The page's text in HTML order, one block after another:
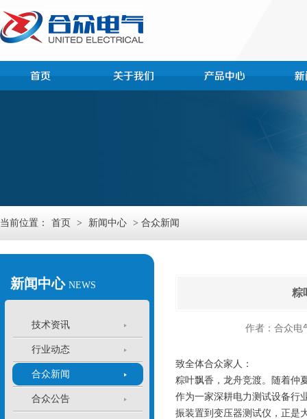
当前位置： 首页 > 新闻中心 > 合众新闻
新闻中心 NEWS
技术资讯
行业动态
合众新闻
合众公告
粽
作者：合众电
致全体合众家人：
粽叶飘香，龙舟竞渡。随着仲
作为一家深耕电力测试设备行
振装置到变压器测试仪，正是